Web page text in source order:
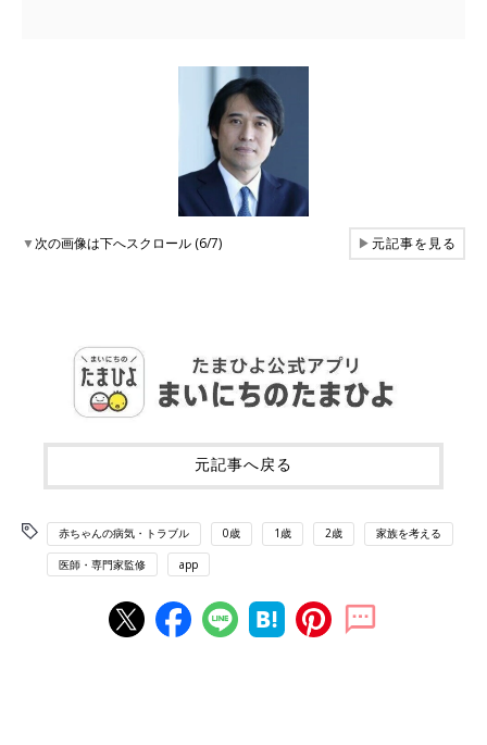
▼次の画像は下へスクロール (6/7) ▶元記事を見る
元記事へ戻る
赤ちゃんの病気・トラブル 0歳 1歳 2歳 家族を考える
医師・専門家監修 app